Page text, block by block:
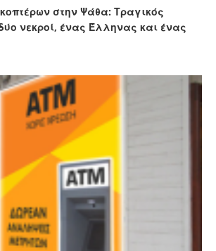
στην Ψάθα: Τραγικός
νεκροί, ένας Έλληνας και ένας